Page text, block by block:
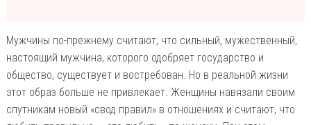
Мужчины по-прежнему считают, что сильный, мужественный,
настоящий мужчина, которого одобряет государство и
общество, существует и востребован. Но в реальной жизни
этот образ больше не привлекает. Женщины навязали своим
спутникам новый «свод правил» в отношениях и считают, что